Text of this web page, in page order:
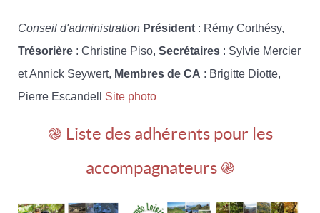
Conseil d'administration Président : Rémy Corthésy,
Trésorière : Christine Piso, Secrétaires : Sylvie Mercier
et Annick Seywert, Membres de CA : Brigitte Diotte,
Pierre Escandell Site photo
֎ Liste des adhérents pour les
accompagnateurs ֎